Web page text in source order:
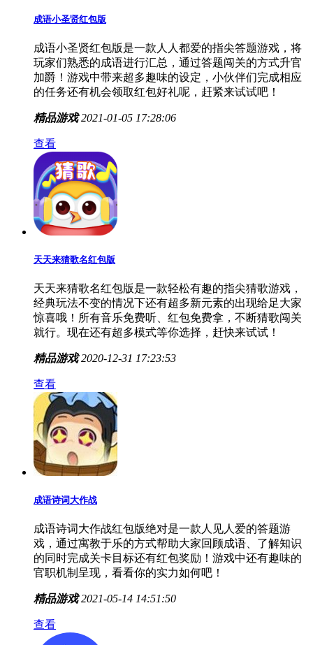
成语小圣贤红包版
成语小圣贤红包版是一款人人都爱的指尖答题游戏，将
玩家们熟悉的成语进行汇总，通过答题闯关的方式升官
加爵！游戏中带来超多趣味的设定，小伙伴们完成相应
的任务还有机会领取红包好礼呢，赶紧来试试吧！
精品游戏 2021-01-05 17:28:06
查看
天天来猜歌名红包版
天天来猜歌名红包版是一款轻松有趣的指尖猜歌游戏，
经典玩法不变的情况下还有超多新元素的出现给足大家
惊喜哦！所有音乐免费听、红包免费拿，不断猜歌闯关
就行。现在还有超多模式等你选择，赶快来试试！
精品游戏 2020-12-31 17:23:53
查看
成语诗词大作战
成语诗词大作战红包版绝对是一款人见人爱的答题游
戏，通过寓教于乐的方式帮助大家回顾成语、了解知识
的同时完成关卡目标还有红包奖励！游戏中还有趣味的
官职机制呈现，看看你的实力如何吧！
精品游戏 2021-05-14 14:51:50
查看